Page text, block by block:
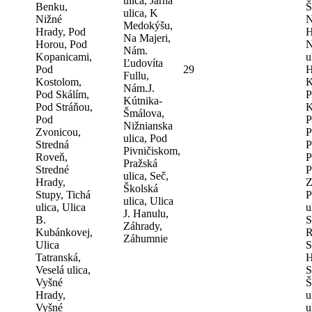
Benku,
Nižné
Hrady, Pod
Horou, Pod
Kopanicami,
Pod
Kostolom,
Pod Skálím,
Pod Stráňou,
Pod
Zvonicou,
Stredná
Roveň,
Stredné
Hrady,
Stupy, Tichá
ulica, Ulica
B.
Kubánkovej,
Ulica
Tatranská,
Veselá ulica,
Vyšné
Hrady,
Vyšné
ulica, K
Medokýšu,
Na Majeri,
Nám.
Ľudovíta
Fullu,
Nám.J.
Kútnika-
Šmálova,
Nižnianska
ulica, Pod
Pivničiskom,
Pražská
ulica, Seč,
Školská
ulica, Ulica
J. Hanulu,
Záhrady,
Záhumnie
29